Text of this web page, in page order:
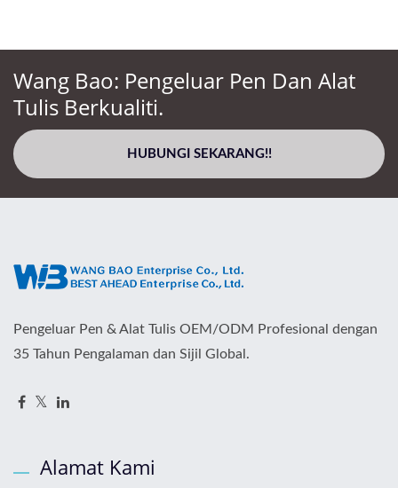
Wang Bao: Pengeluar Pen Dan Alat
Tulis Berkualiti.
HUBUNGI SEKARANG!!
Pengeluar Pen & Alat Tulis OEM/ODM Profesional dengan
35 Tahun Pengalaman dan Sijil Global.
Alamat Kami